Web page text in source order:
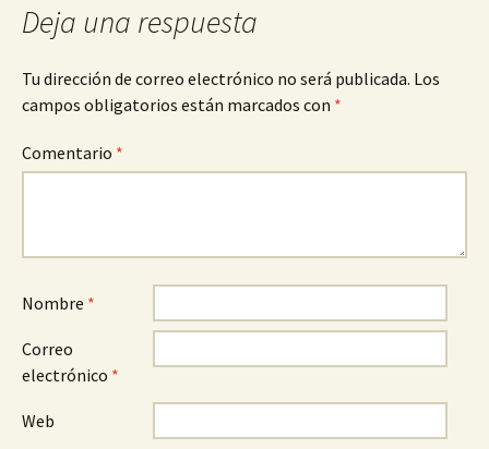
entradas
Deja una respuesta
Tu dirección de correo electrónico no será publicada. Los
campos obligatorios están marcados con *
Comentario *
Nombre *
Correo
electrónico *
Web